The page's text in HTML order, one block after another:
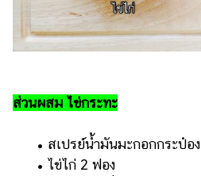
คอร์ส
ออนไลน์
ออนไลน์
โฆษณา
ส่วนผสม ไข่กระทะ
• สเปรย์น้ำมันมะกอกกระป๋อง
• ไข่ไก่ 2 ฟอง